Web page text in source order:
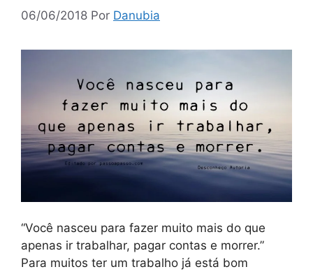
06/06/2018 Por Danubia
“Você nasceu para fazer muito mais do que
apenas ir trabalhar, pagar contas e morrer.”
Para muitos ter um trabalho já está bom